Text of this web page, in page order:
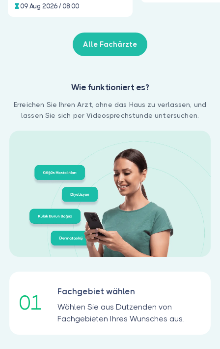
Alle Fachärzte
09 Aug 2026 / 08:00
Wie funktioniert es?
Erreichen Sie Ihren Arzt, ohne das Haus zu verlassen, und
lassen Sie sich per Videosprechstunde untersuchen.
01 Fachgebiet wählen
Wählen Sie aus Dutzenden von
Fachgebieten Ihres Wunsches aus.